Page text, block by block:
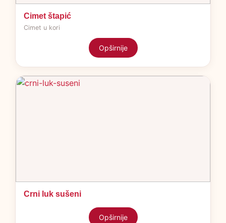
Cimet štapić
Cimet u kori
Opširnije
Crni luk sušeni
Opširnije